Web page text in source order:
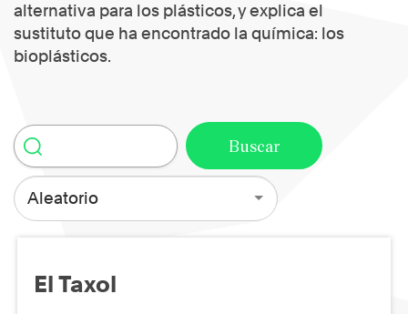
alternativa para los plásticos, y explica el
sustituto que ha encontrado la química: los
bioplásticos.
Aleatorio
El Taxol